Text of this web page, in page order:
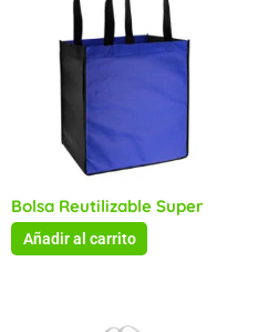
Bolsa Reutilizable Super
Añadir al carrito